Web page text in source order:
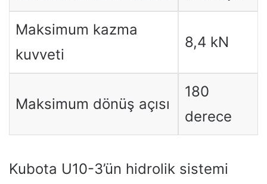
Maksimum kazma
kuvveti
8,4 kN
Maksimum dönüş açısı
180
derece
Kubota U10-3’ün hidrolik sistemi